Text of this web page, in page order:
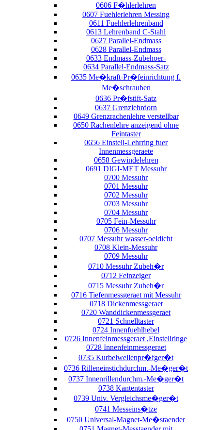
0606 F�hlerlehren
0607 Fuehlerlehren Messing
0611 Fuehlerlehrenband
0613 Lehrenband C-Stahl
0627 Parallel-Endmass
0628 Parallel-Endmass
0633 Endmass-Zubehoer-
0634 Parallel-Endmass-Satz
0635 Me�kraft-Pr�feinrichtung f.
Me�schrauben
0636 Pr�fstift-Satz
0637 Grenzlehrdorn
0649 Grenzrachenlehre verstellbar
0650 Rachenlehre anzeigend ohne
Feintaster
0656 Einstell-Lehrring fuer
Innenmessgeraete
0658 Gewindelehren
0691 DIGI-MET Messuhr
0700 Messuhr
0701 Messuhr
0702 Messuhr
0703 Messuhr
0704 Messuhr
0705 Fein-Messuhr
0706 Messuhr
0707 Messuhr wasser-oeldicht
0708 Klein-Messuhr
0709 Messuhr
0710 Messuhr Zubeh�r
0712 Feinzeiger
0715 Messuhr Zubeh�r
0716 Tiefenmessgeraet mit Messuhr
0718 Dickenmessgeraet
0720 Wanddickenmessgeraet
0721 Schnelltaster
0724 Innenfuehlhebel
0726 Innenfeinmessgeraet ,Einstellringe
0728 Innenfeinmessgeraet
0735 Kurbelwellenpr�fger�t
0736 Rilleneinstichdurchm.-Me�ger�t
0737 Innenrillendurchm.-Me�ger�t
0738 Kantentaster
0739 Univ. Vergleichsme�ger�t
0741 Messeins�tze
0750 Universal-Magnet-Me�staender